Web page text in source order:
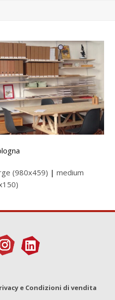
(980x459) |medium
e Condizioni di vendita